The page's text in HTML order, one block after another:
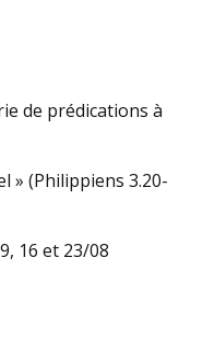
de prédications à
» (Philippiens 3.20-
16 et 23/08